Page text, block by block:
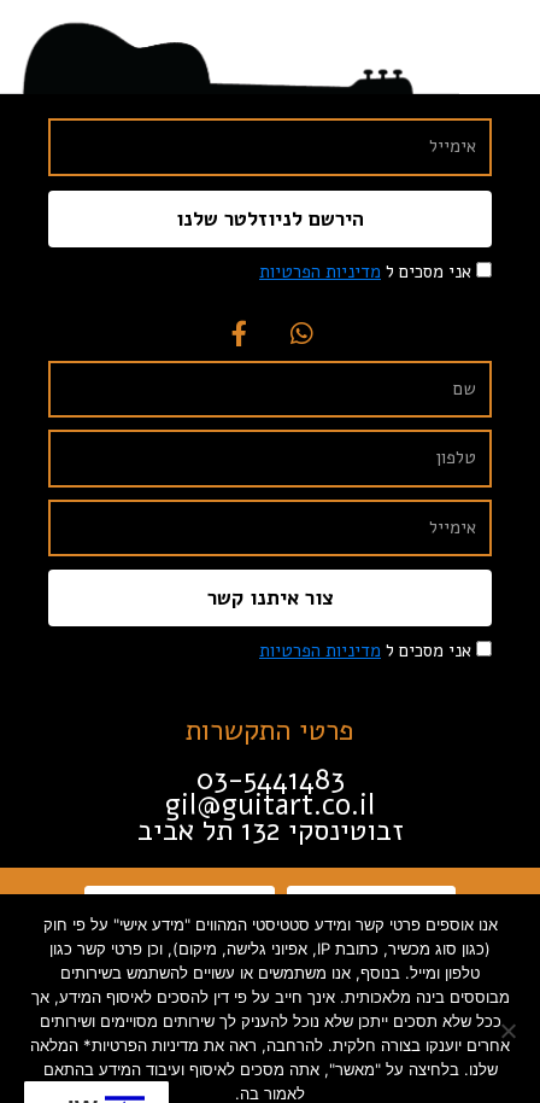
אני מסכים ל מדיניות הפרטיות
הירשם לניוזלטר שלנו
אני מסכים ל מדיניות הפרטיות
צור איתנו קשר
פרטי התקשרות
03-5441483
gil@guitart.co.il
זבוטינסקי 132 תל אביב
הצהרת נגישות
מדיניות פרטיות
Created by INTORYA. All rights
אנו אוספים פרטי קשר ומידע סטטיסטי המהווים "מידע אישי" על פי חוק
(כגון סוג מכשיר, כתובת IP, אפיוני גלישה, מיקום), וכן פרטי קשר כגון
טלפון ומייל. בנוסף, אנו משתמשים או עשויים להשתמש בשירותים
מבוססים בינה מלאכותית. אינך חייב על פי דין להסכים לאיסוף המידע, אך
ככל שלא תסכים ייתכן שלא נוכל להעניק לך שירותים מסויימים ושירותים
אחרים יוענקו בצורה חלקית. להרחבה, ראה את מדיניות הפרטיות* המלאה
שלנו. בלחיצה על "מאשר", אתה מסכים לאיסוף ועיבוד המידע בהתאם
לאמור בה.